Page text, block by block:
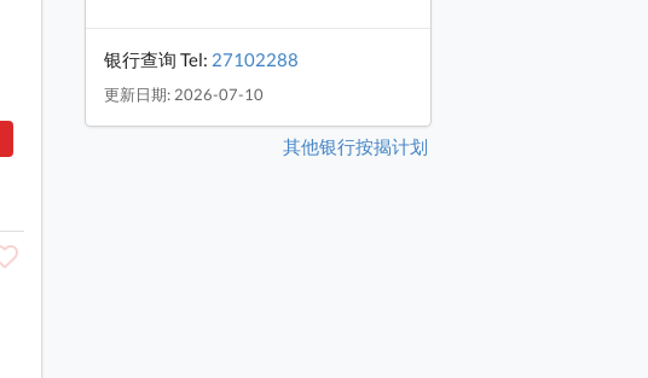
银行查询 Tel: 27102288
更新日期: 2026-07-10
其他银行按揭计划